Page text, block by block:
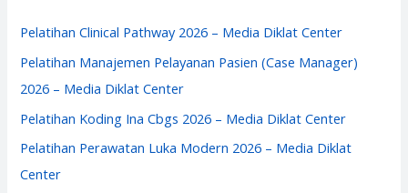
f
o
r
Pelatihan Clinical Pathway 2026 – Media Diklat Center
Pelatihan Manajemen Pelayanan Pasien (Case Manager)
2026 – Media Diklat Center
Pelatihan Koding Ina Cbgs 2026 – Media Diklat Center
Pelatihan Perawatan Luka Modern 2026 – Media Diklat
Center